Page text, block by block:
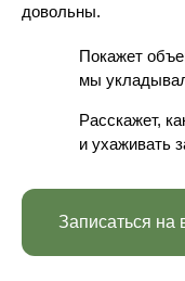
довольны.
Покажет
мы
Расскажет,
и ухаживать
Записаться на